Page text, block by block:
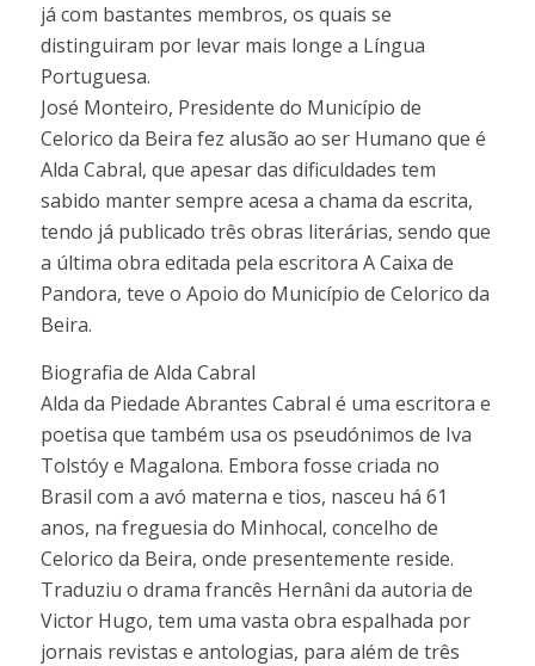
já com bastantes membros, os quais se
distinguiram por levar mais longe a Língua
Portuguesa.
José Monteiro, Presidente do Município de
Celorico da Beira fez alusão ao ser Humano que é
Alda Cabral, que apesar das dificuldades tem
sabido manter sempre acesa a chama da escrita,
tendo já publicado três obras literárias, sendo que
a última obra editada pela escritora A Caixa de
Pandora, teve o Apoio do Município de Celorico da
Beira.
Biografia de Alda Cabral
Alda da Piedade Abrantes Cabral é uma escritora e
poetisa que também usa os pseudónimos de Iva
Tolstóy e Magalona. Embora fosse criada no
Brasil com a avó materna e tios, nasceu há 61
anos, na freguesia do Minhocal, concelho de
Celorico da Beira, onde presentemente reside.
Traduziu o drama francês Hernâni da autoria de
Victor Hugo, tem uma vasta obra espalhada por
jornais revistas e antologias, para além de três